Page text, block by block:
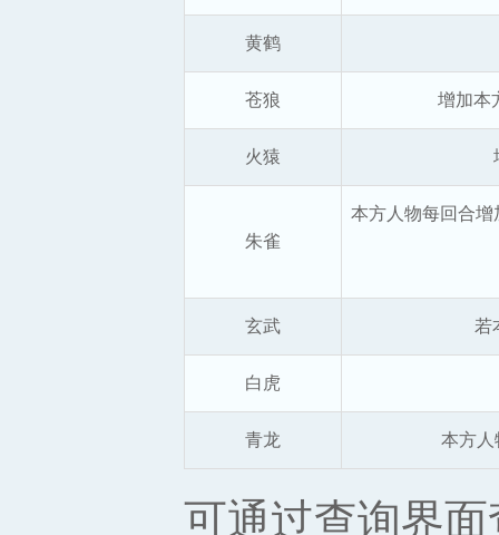
黄鹤
苍狼 增加本
火猿
朱雀
本方人物每回合
玄武 若
白虎
青龙 本方人
可通过查询界